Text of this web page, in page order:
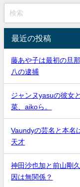
最近の投稿
藤あや子は最初の旦
八の逮捕
ジャンヌyasuの彼女
菜、aikoら。
Vaundyの芸名と本名
天才
神田沙也加と前山剛
因は無関係？